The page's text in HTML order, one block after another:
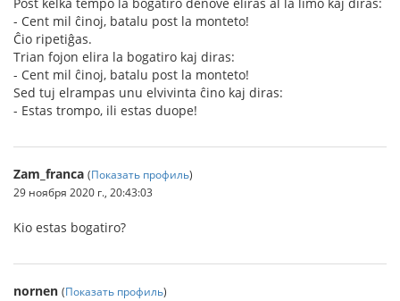
- Cent mil ĉinoj, batalu post la monteto!
Ĉio ripetiĝas.
Trian fojon elira la bogatiro kaj diras:
- Cent mil ĉinoj, batalu post la monteto!
Sed tuj elrampas unu elvivinta ĉino kaj diras:
- Estas trompo, ili estas duope!
Zam_franca (Показать профиль)
29 ноября 2020 г., 20:43:03
Kio estas bogatiro?
nornen (Показать профиль)